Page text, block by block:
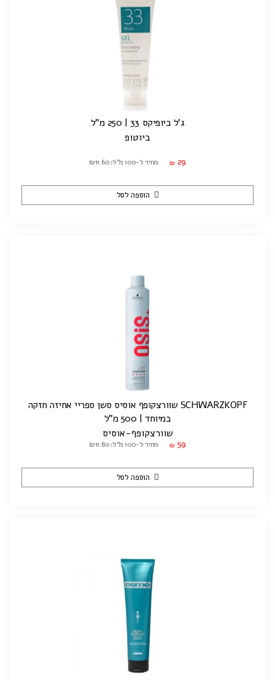
ג'ל ביופיקס 33 | 250 מ"ל
ביוטופ
₪ 29 מחיר ל-100 מ"ל: ₪11.60
הוספה לסל
SCHWARZKOPF שוורצקופף אוסיס סשן ספריי אחיזה חזקה
במיוחד | 500 מ"ל
שוורצקופף-אוסיס
₪ 59 מחיר ל-100 מ"ל: ₪11.80
הוספה לסל